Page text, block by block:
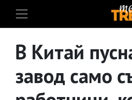
В Китай
завод само